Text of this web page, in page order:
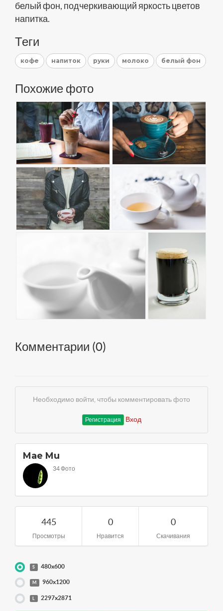
белый фон, подчеркивающий яркость цветов
напитка.
Теги
кофе напиток руки молоко белый фон
Похожие фото
Комментарии (0)
Необходимо войти, чтобы комментировать фото
Регистрация Вход
Mae Mu
34 Фото
445
Просмотры
0
Нравится
0
Скачивания
S 480x600
M 960x1200
2297x2871